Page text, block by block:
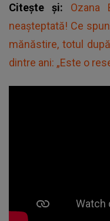
Citește și: Ozana
neașteptată! Ce
mănăstire, totul
dintre ani: „Este o